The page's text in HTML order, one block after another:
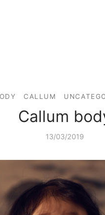
CALLUM
Callum
13/03/2019